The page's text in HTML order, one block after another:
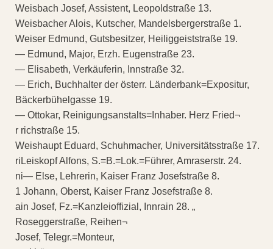
Weisbach Josef, Assistent, Leopoldstraße 13.
Weisbacher Alois, Kutscher, Mandelsbergerstraße 1.
Weiser Edmund, Gutsbesitzer, Heiliggeiststraße 19.
— Edmund, Major, Erzh. Eugenstraße 23.
— Elisabeth, Verkäuferin, Innstraße 32.
— Erich, Buchhalter der österr. Länderbank=Expositur,
Bäckerbühelgasse 19.
— Ottokar, Reinigungsanstalts=Inhaber. Herz Fried¬
r richstraße 15.
Weishaupt Eduard, Schuhmacher, Universitätsstraße 17.
riLeiskopf Alfons, S.=B.=Lok.=Führer, Amraserstr. 24.
ni— Else, Lehrerin, Kaiser Franz Josefstraße 8.
1 Johann, Oberst, Kaiser Franz Josefstraße 8.
ain Josef, Fz.=Kanzleioffizial, Innrain 28. „
Roseggerstraße, Reihen¬
Josef, Telegr.=Monteur,